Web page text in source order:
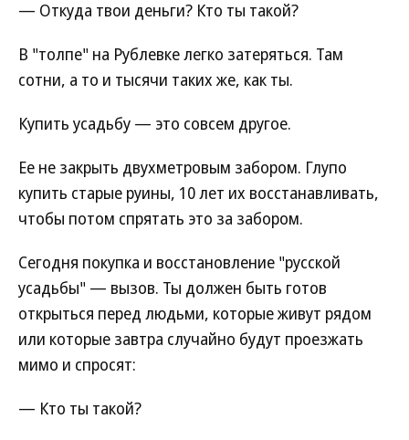
— Откуда твои деньги? Кто ты такой?
В "толпе" на Рублевке легко затеряться. Там
сотни, а то и тысячи таких же, как ты.
Купить усадьбу — это совсем другое.
Ее не закрыть двухметровым забором. Глупо
купить старые руины, 10 лет их восстанавливать,
чтобы потом спрятать это за забором.
Сегодня покупка и восстановление "русской
усадьбы" — вызов. Ты должен быть готов
открыться перед людьми, которые живут рядом
или которые завтра случайно будут проезжать
мимо и спросят:
— Кто ты такой?